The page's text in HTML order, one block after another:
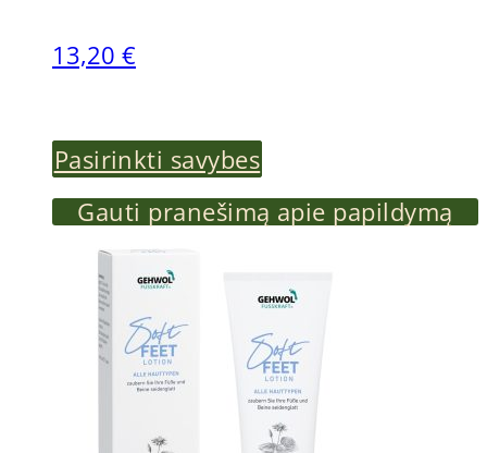
13,20 €
Pasirinkti savybes
product
multiple
variants.
The
Gauti pranešimą apie papildymą